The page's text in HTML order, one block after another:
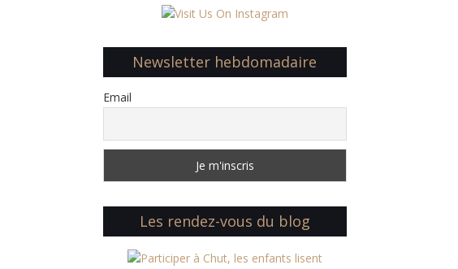
Newsletter hebdomadaire
Email
Les rendez-vous du blog